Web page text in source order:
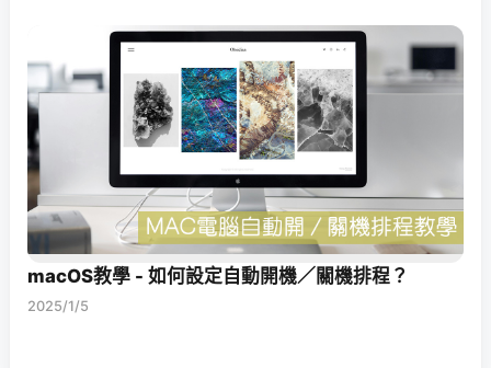
macOS教學 - 如何設定自動開機／關機排程？
2025/1/5